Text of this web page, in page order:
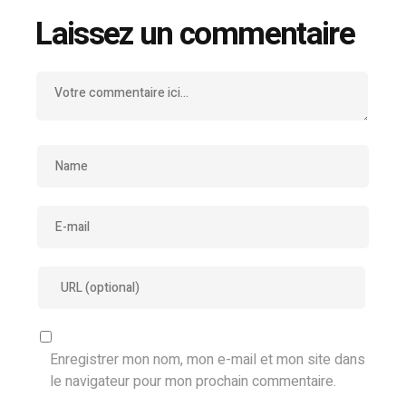
Laissez un commentaire
Enregistrer mon nom, mon e-mail et mon site dans
le navigateur pour mon prochain commentaire.